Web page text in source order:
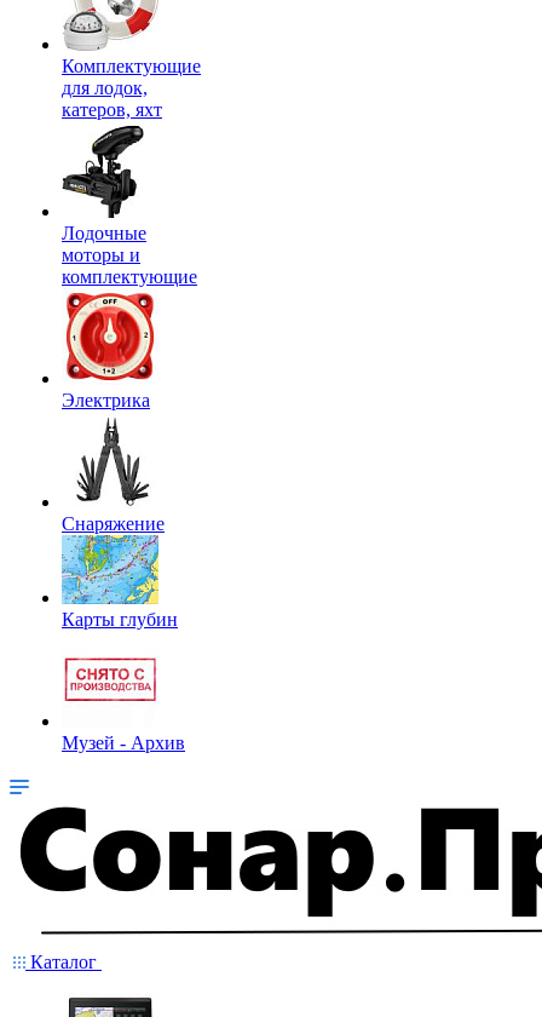
Комплектующие
для лодок,
катеров, яхт
Лодочные
моторы и
комплектующие
Электрика
Снаряжение
Карты глубин
Музей - Архив
Каталог